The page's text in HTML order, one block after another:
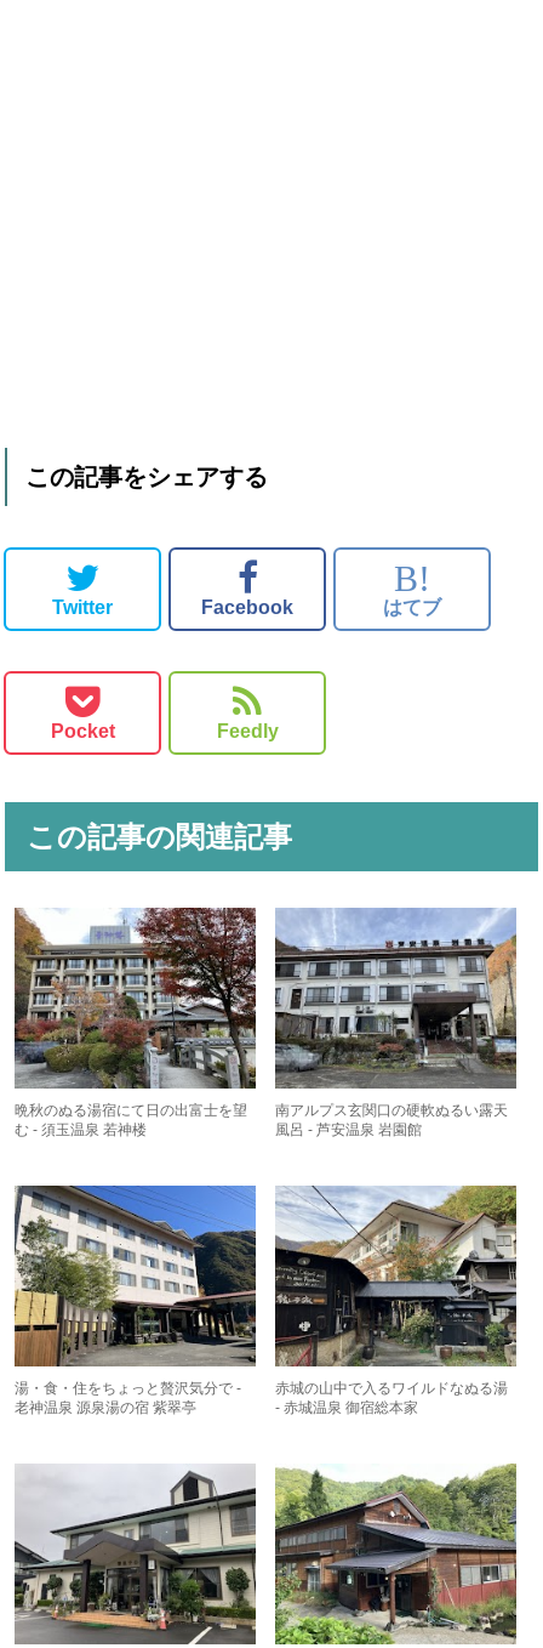
この記事をシェアする
Twitter Facebook
B!
はてブ
Pocket Feedly
この記事の関連記事
晩秋のぬる湯宿にて日の出富士を望
む - 須玉温泉 若神楼
南アルプス玄関口の硬軟ぬるい露天
風呂 - 芦安温泉 岩園館
湯・食・住をちょっと贅沢気分で -
老神温泉 源泉湯の宿 紫翠亭
赤城の山中で入るワイルドなぬる湯
- 赤城温泉 御宿総本家